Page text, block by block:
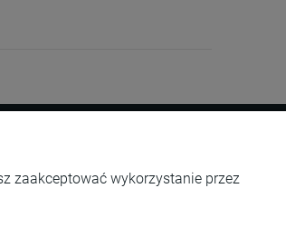
zaakceptować wykorzystanie przez